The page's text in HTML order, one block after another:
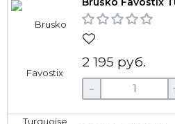
2 195 руб.
-